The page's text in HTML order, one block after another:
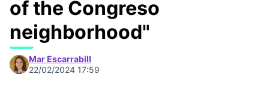
of the Congreso
neighborhood"
Mar Escarrabill
22/02/2024 17:59